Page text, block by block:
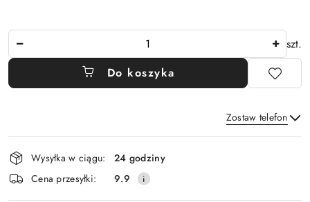
szt.
Do koszyka
Zostaw telefon
Wyślij
Dostępność
i
dostawa
Wysyłka w ciągu:
24 godziny
Cena przesyłki:
9.9